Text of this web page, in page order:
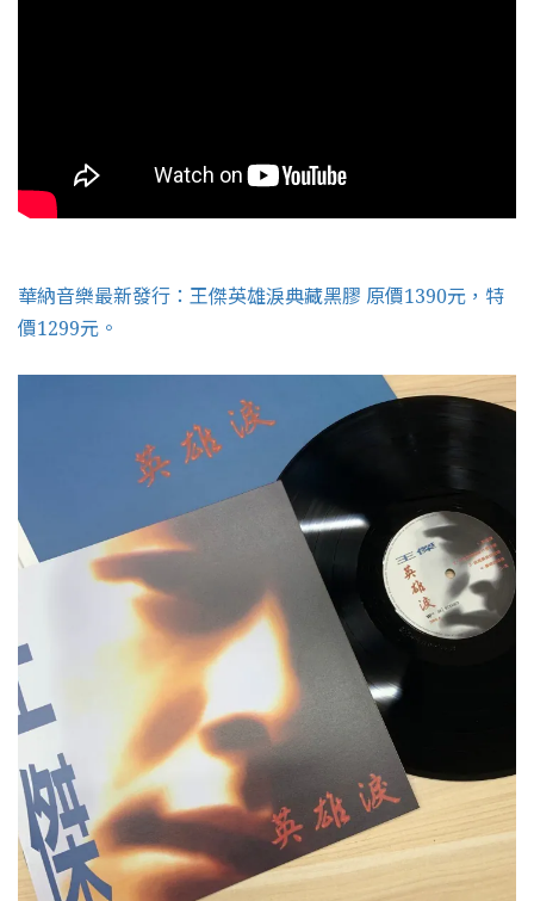
華納音樂最新發行：王傑英雄淚典藏黑膠 原價1390元，特
價1299元。